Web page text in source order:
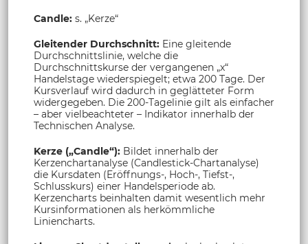
Candle: s. „Kerze“
Gleitender Durchschnitt: Eine gleitende
Durchschnittslinie, welche die
Durchschnittskurse der vergangenen „x“
Handelstage wiederspiegelt; etwa 200 Tage. Der
Kursverlauf wird dadurch in geglätteter Form
widergegeben. Die 200-Tagelinie gilt als einfacher
– aber vielbeachteter – Indikator innerhalb der
Technischen Analyse.
Kerze („Candle“): Bildet innerhalb der
Kerzenchartanalyse (Candlestick-Chartanalyse)
die Kursdaten (Eröffnungs-, Hoch-, Tiefst-,
Schlusskurs) einer Handelsperiode ab.
Kerzencharts beinhalten damit wesentlich mehr
Kursinformationen als herkömmliche
Liniencharts.